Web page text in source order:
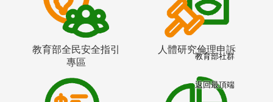
教育部全民安全指引
專區
人體研究倫理申訴
教育部社群
返回最頂端